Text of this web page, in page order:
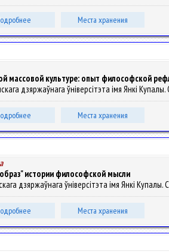
Места хранения
массовой культуре: опыт философской
дзяржаўнага ўніверсітэта імя Янкі
Места хранения
истории философской мысли
дзяржаўнага ўніверсітэта імя Янкі Купалы.
Места хранения